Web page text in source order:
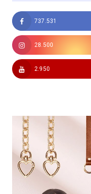
737.531
28.500
2.950